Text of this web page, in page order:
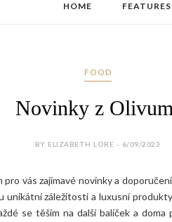
HOME FEATURES
FOOD
Novinky z
BY ELIZABETH LORE - 6/09/2023
pro vás zajímavé novinky a
unikátní záležitosti a luxusní
se těším na další balíček a